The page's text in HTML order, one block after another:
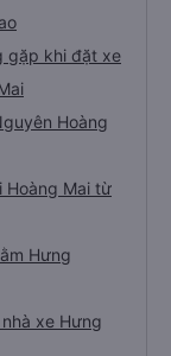
gặp khi đặt xe
Hoàng
Hoàng Mai từ
Hưng
xe Hưng